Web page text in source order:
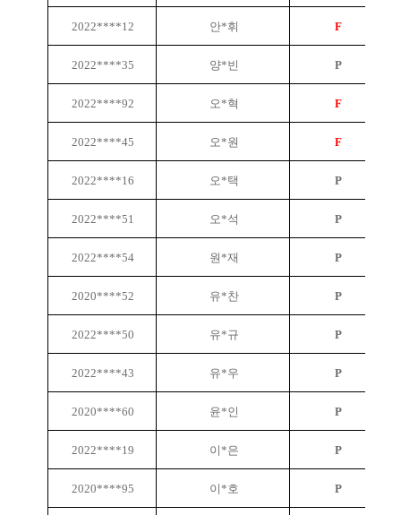
2022****12 안*휘 F
2022****35 양*빈 P
2022****92 오*혁 F
2022****45 오*원 F
2022****16 오*택 P
2022****51 오*석 P
2022****54 원*재 P
2020****52 유*찬 P
2022****50 유*규 P
2022****43 유*우 P
2020****60 윤*인 P
2022****19 이*은 P
2020****95 이*호 P